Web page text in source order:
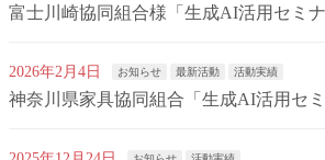
富士川崎協同組合様「生成AI活用セミ
2026年2月4日 お知らせ 最新活動 活動実績
神奈川県家具協同組合「生成AI活用セ